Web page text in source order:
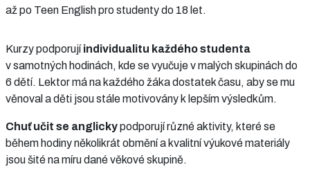
až po Teen English pro studenty do 18 let.
Kurzy podporujíindividualitu každého studenta
v samotných hodinách, kde se vyučuje v malých skupinách do
6 dětí. Lektor má na každého žáka dostatek času, aby se mu
věnoval a děti jsou stále motivovány k lepším výsledkům.
Chuť učit se anglickypodporují různé aktivity, které se
během hodiny několikrát obmění a kvalitní výukové materiály
jsou šité na míru dané věkové skupině.